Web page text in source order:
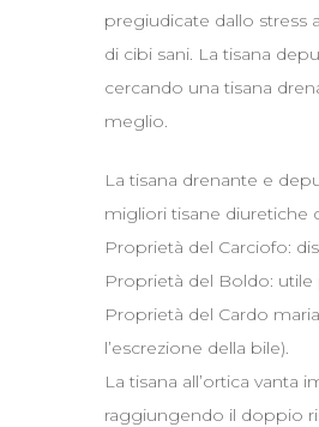
pregiudicate dallo stress
di cibi sani. La tisana
cercando una tisana
meglio.
La tisana drenante e
migliori tisane diuretiche
Proprietà del Carciofo:
Proprietà del Boldo: utile
Proprietà del Cardo
l’escrezione della bile).
La tisana all’ortica vanta
raggiungendo il doppio